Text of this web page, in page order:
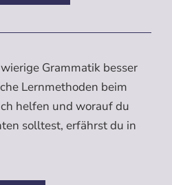
Grammatik besser
Lernmethoden beim
helfen und worauf du
solltest, erfährst du in